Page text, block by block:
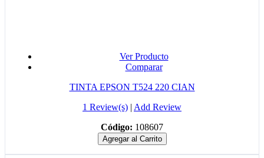
Ver Producto
Comparar
TINTA EPSON T524 220 CIAN
1 Review(s) | Add Review
Código: 108607
Agregar al Carrito